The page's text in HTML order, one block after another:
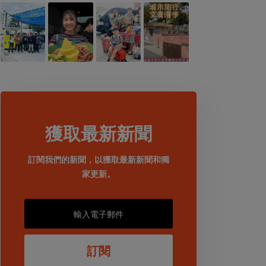
獲取最新新聞
訂閱我們的新聞，以獲取最新新聞和獨
家更新。
訂閱